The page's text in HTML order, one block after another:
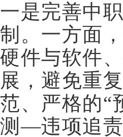
一是完善中
制。一方面
硬件与软件
展，避免重
范、严格的
测—违项追